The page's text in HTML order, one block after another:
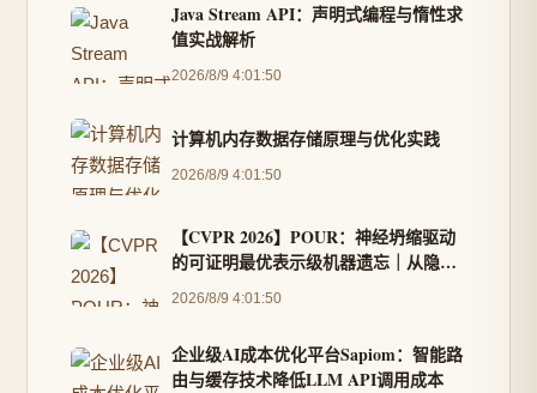
Java Stream API：声明式编程与惰性求
值实战解析
2026/8/9 4:01:50
计算机内存数据存储原理与优化实践
2026/8/9 4:01:50
【CVPR 2026】POUR：神经坍缩驱动
的可证明最优表示级机器遗忘｜从隐私
合规与表示几何视角
2026/8/9 4:01:50
企业级AI成本优化平台Sapiom：智能路
由与缓存技术降低LLM API调用成本